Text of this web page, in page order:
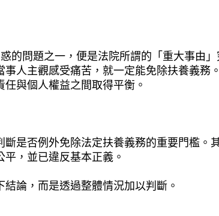
的問題之一，便是法院所謂的「重大事由」
人主觀感受痛苦，就一定能免除扶養義務
與個人權益之間取得平衡。
是否例外免除法定扶養義務的重要門檻。
，並已違反基本正義。
論，而是透過整體情況加以判斷。